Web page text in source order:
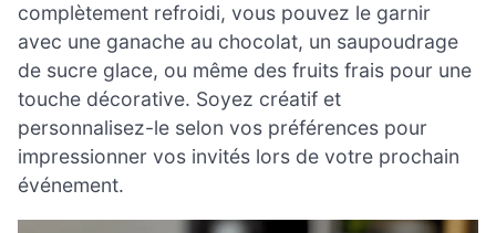
complètement refroidi, vous pouvez le garnir
avec une ganache au chocolat, un saupoudrage
de sucre glace, ou même des fruits frais pour une
touche décorative. Soyez créatif et
personnalisez-le selon vos préférences pour
impressionner vos invités lors de votre prochain
événement.